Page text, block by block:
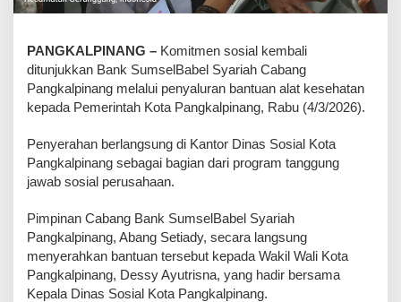
PANGKALPINANG – Komitmen sosial kembali
ditunjukkan Bank SumselBabel Syariah Cabang
Pangkalpinang melalui penyaluran bantuan alat kesehatan
kepada Pemerintah Kota Pangkalpinang, Rabu (4/3/2026).
‎Penyerahan berlangsung di Kantor Dinas Sosial Kota
Pangkalpinang sebagai bagian dari program tanggung
jawab sosial perusahaan.
‎Pimpinan Cabang Bank SumselBabel Syariah
Pangkalpinang, Abang Setiady, secara langsung
menyerahkan bantuan tersebut kepada Wakil Wali Kota
Pangkalpinang, Dessy Ayutrisna, yang hadir bersama
Kepala Dinas Sosial Kota Pangkalpinang.